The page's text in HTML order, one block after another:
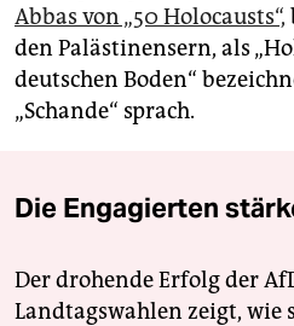
Abbas von „50 Holocausts“,
den Palästinensern, als
deutschen Boden“
„Schande“ sprach.
Die Engagierten
Der drohende Erfolg der
Landtagswahlen zeigt, wie